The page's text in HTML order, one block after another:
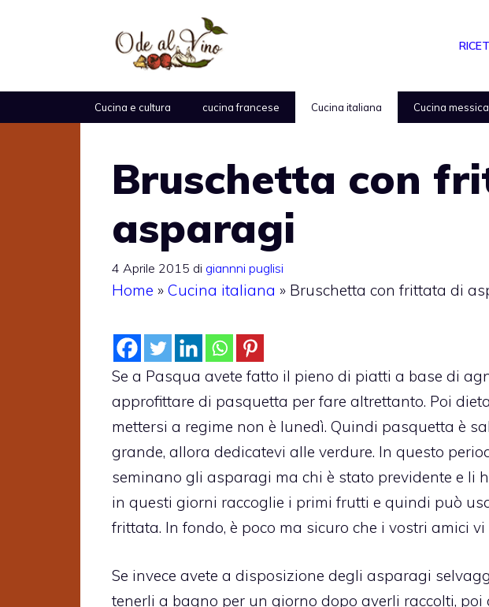
Cucina e cultura cucina francese Cucina italiana Cucina
Bruschetta con
asparagi
4 Aprile 2015 di giannni puglisi
Home » Cucina italiana » Bruschetta con frittata di
Se a Pasqua avete fatto il pieno di piatti a base di
approfittare di pasquetta per fare altrettanto. Poi
mettersi a regime non è lunedì. Quindi pasquetta è
grande, allora dedicatevi alle verdure. In questo
seminano gli asparagi ma chi è stato previdente e li
in questi giorni raccoglie i primi frutti e quindi può
frittata. In fondo, è poco ma sicuro che i vostri amici
Se invece avete a disposizione degli asparagi
tenerli a bagno per un giorno dopo averli raccolti, poi